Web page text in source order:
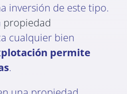
inversión de este tipo.
propiedad
cualquier bien
permite
.